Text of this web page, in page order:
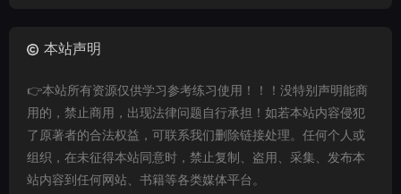
本站声明
👉本站所有资源仅供学习参考练习使用！！！没特别声明能商
用的，禁止商用，出现法律问题自行承担！如若本站内容侵犯
了原著者的合法权益，可联系我们删除链接处理。任何个人或
组织，在未征得本站同意时，禁止复制、盗用、采集、发布本
站内容到任何网站、书籍等各类媒体平台。